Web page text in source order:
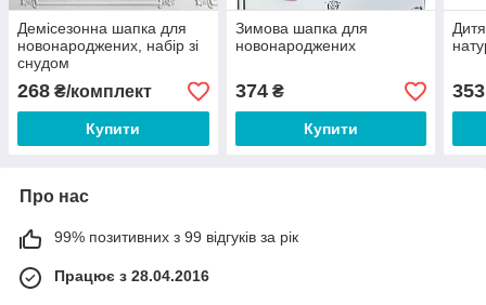
Демісезонна шапка для
новонароджених, набір зі
снудом
268 ₴/комплект
Купити
Зимова шапка для
новонароджених
374₴
Купити
353
Про нас
99% позитивних з 99 відгуків за рік
Працює з 28.04.2016